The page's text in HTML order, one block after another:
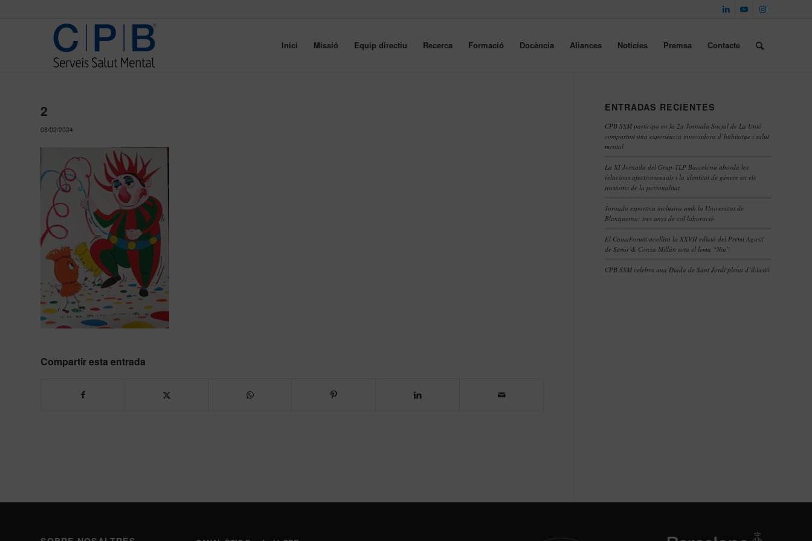
Inici Missió Equip directiu Recerca Formació Docència Aliances Notícies Premsa Contacte
2
08/02/2024
Compartir esta entrada
ENTRADAS RECIENTES
CPB SSM participa en la 2a Jornada Social de La Unió
compartint una experiència innovadora d’habitatge i salut
mental
La XI Jornada del Grup-TLP Barcelona aborda les
relacions afectivosexuals i la identitat de gènere en els
trastorns de la personalitat
Jornada esportiva inclusiva amb la Universitat de
Blanquerna: tres anys de col·laboració
El CaixaForum acollirà la XXVII edició del Premi Agustí
de Semir & Conxa Millán sota el lema “Niu”
CPB SSM celebra una Diada de Sant Jordi plena d’il·lusió